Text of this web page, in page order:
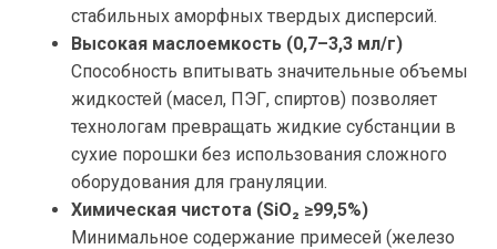
стабильных аморфных твердых дисперсий.
Высокая маслоемкость (0,7–3,3 мл/г)
Способность впитывать значительные объемы
жидкостей (масел, ПЭГ, спиртов) позволяет
технологам превращать жидкие субстанции в
сухие порошки без использования сложного
оборудования для грануляции.
Химическая чистота (SiO₂ ≥99,5%)
Минимальное содержание примесей (железо